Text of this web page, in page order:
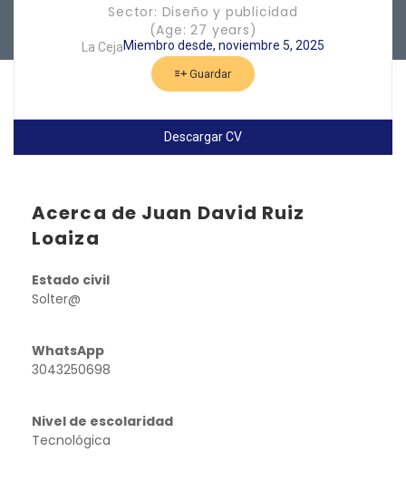
Sector: Diseño y publicidad
(Age: 27 years)
La CejaMiembro desde, noviembre 5, 2025
Guardar
Descargar CV
Acerca de Juan David Ruiz
Loaiza
Estado civil
Solter@
WhatsApp
3043250698
Nivel de escolaridad
Tecnológica